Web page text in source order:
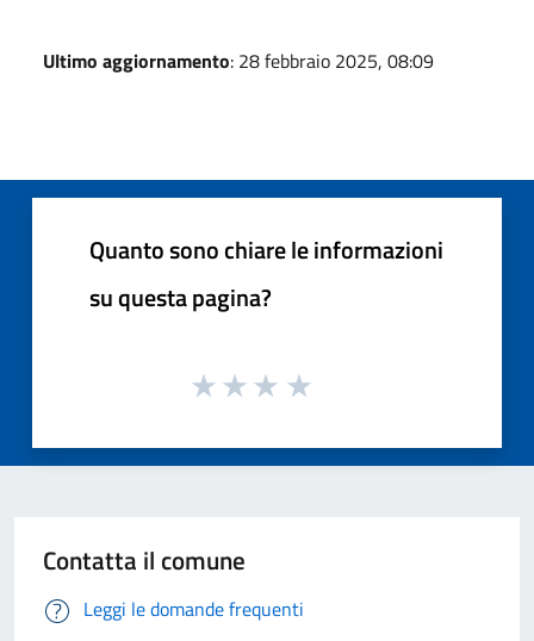
Ultimo aggiornamento: 28 febbraio 2025, 08:09
Quanto sono chiare le informazioni
su questa pagina?
Contatta il comune
Leggi le domande frequenti